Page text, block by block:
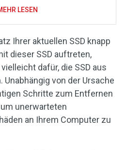
LESEN
Ihrer aktuellen SSD knapp
dieser SSD auftreten,
dafür, die SSD aus
Unabhängig von der Ursache
Schritte zum Entfernen
unerwarteten
an Ihrem Computer zu